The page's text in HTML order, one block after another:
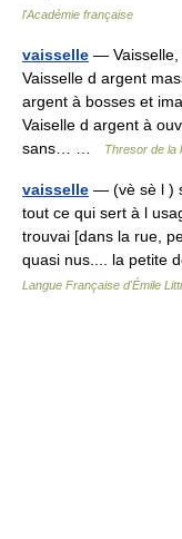
l'Académie française
vaisselle — Vaisselle,
Vaisselle d argent
argent à bosses et
Vaiselle d argent à
sans… …
Thresor de la
vaisselle — (vè sè l )
tout ce qui sert à l
trouvai [dans la rue,
quasi nus.... la petite
Langue Française d'Émile